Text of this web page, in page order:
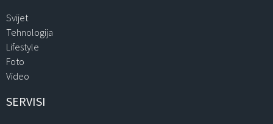
Svijet
Tehnologija
Lifestyle
Foto
Video
SERVISI